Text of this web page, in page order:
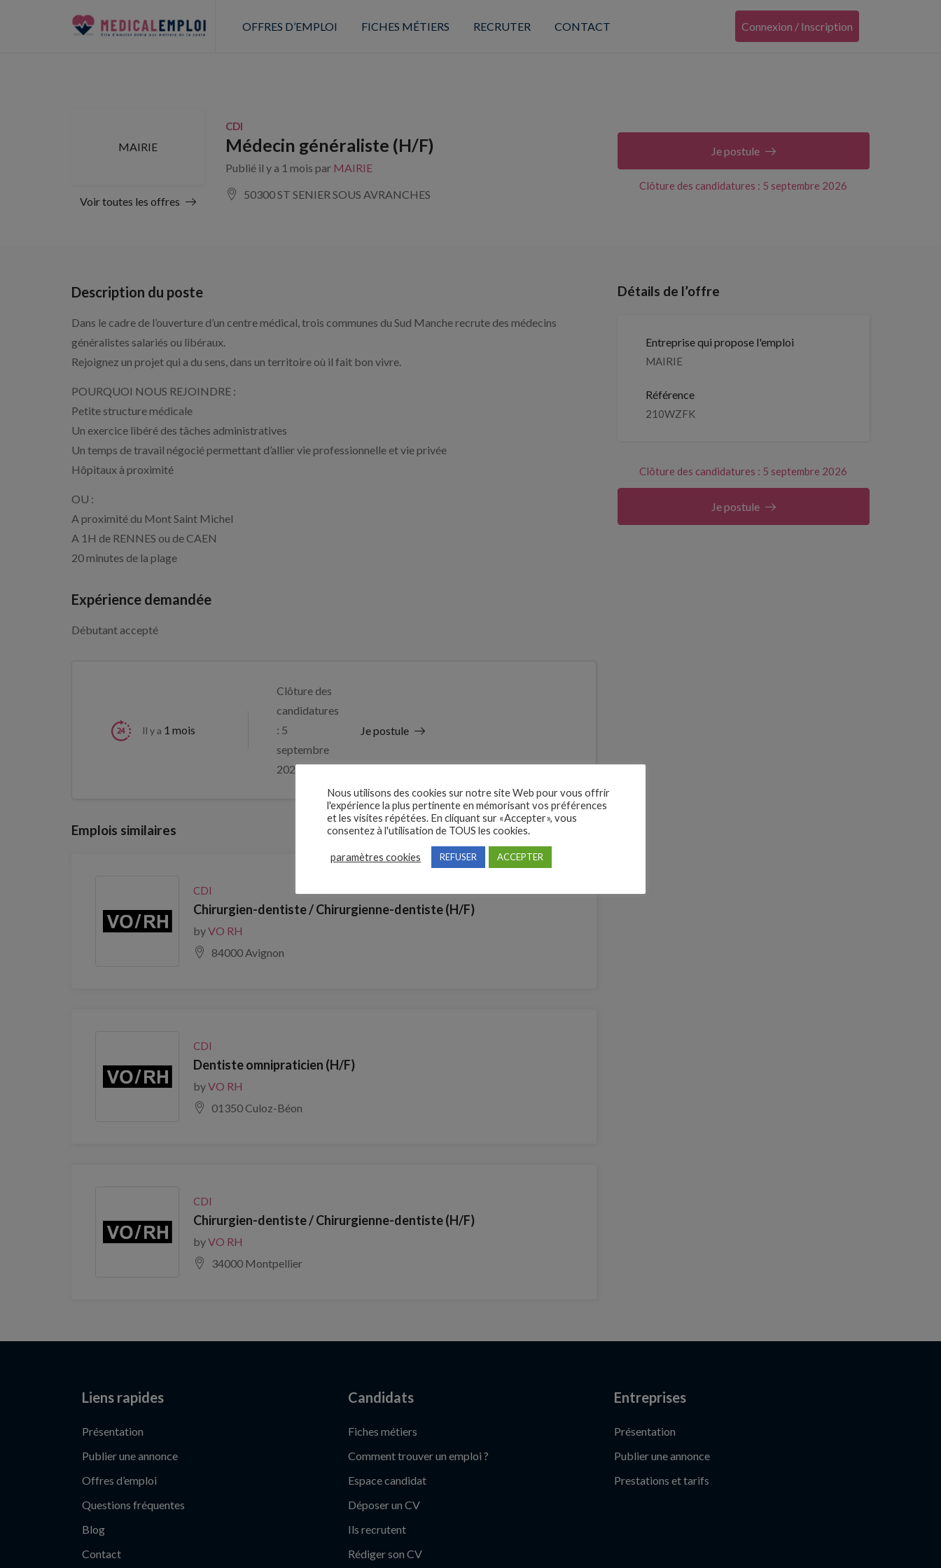
OFFRES D’EMPLOI FICHES MÉTIERS RECRUTER CONTACT Connexion / Inscription
MAIRIE
Voir toutes les offres
CDI
Médecin généraliste (H/F)
Publié il y a 1 mois par MAIRIE
50300 ST SENIER SOUS AVRANCHES
Clôture des candidatures : 5 septembre 2026
Je postule
Description du poste
Dans le cadre de l’ouverture d’un centre médical, trois communes du Sud Manche recrute des médecins
généralistes salariés ou libéraux.
Rejoignez un projet qui a du sens, dans un territoire où il fait bon vivre.
POURQUOI NOUS REJOINDRE :
Petite structure médicale
Un exercice libéré des tâches administratives
Un temps de travail négocié permettant d’allier vie professionnelle et vie privée
Hôpitaux à proximité
OU :
A proximité du Mont Saint Michel
A 1H de RENNES ou de CAEN
20 minutes de la plage
Expérience demandée
Débutant accepté
Il y a 1 mois
Clôture des
candidatures
: 5
septembre
2026
Je postule
Emplois similaires
CDI
Chirurgien-dentiste / Chirurgienne-dentiste (H/F)
byVO RH
84000 Avignon
CDI
Dentiste omnipraticien (H/F)
byVO RH
01350 Culoz-Béon
CDI
Chirurgien-dentiste / Chirurgienne-dentiste (H/F)
byVO RH
34000 Montpellier
Détails de l’offre
Entreprise qui propose l'emploi
MAIRIE
Référence
210WZFK
Clôture des candidatures : 5 septembre 2026
Je postule
Liens rapides
Présentation
Publier une annonce
Offres d’emploi
Questions fréquentes
Blog
Contact
Candidats
Fiches métiers
Comment trouver un emploi ?
Espace candidat
Déposer un CV
Ils recrutent
Rédiger son CV
Entreprises
Présentation
Publier une annonce
Prestations et tarifs
Nous utilisons des cookies sur notre site Web pour vous offrir
l'expérience la plus pertinente en mémorisant vos préférences
et les visites répétées. En cliquant sur «Accepter», vous
consentez à l'utilisation de TOUS les cookies.
paramètres cookies REFUSER ACCEPTER